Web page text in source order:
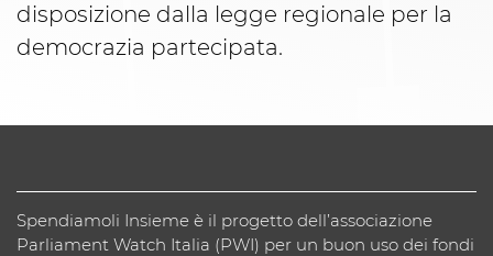
disposizione dalla legge regionale per la
democrazia partecipata.
Spendiamoli Insieme è il progetto dell’associazione
Parliament Watch Italia (PWI) per un buon uso dei fondi